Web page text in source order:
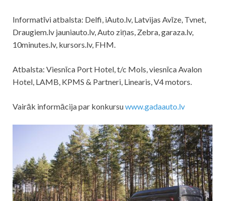
Informatīvi atbalsta: Delfi, iAuto.lv, Latvijas Avīze, Tvnet,
Draugiem.lv jauniauto.lv, Auto ziņas, Zebra, garaza.lv,
10minutes.lv, kursors.lv, FHM.
Atbalsta: Viesnīca Port Hotel, t/c Mols, viesnīca Avalon
Hotel, LAMB, KPMS & Partneri, Linearis, V4 motors.
Vairāk informācija par konkursuwww.gadaauto.lv